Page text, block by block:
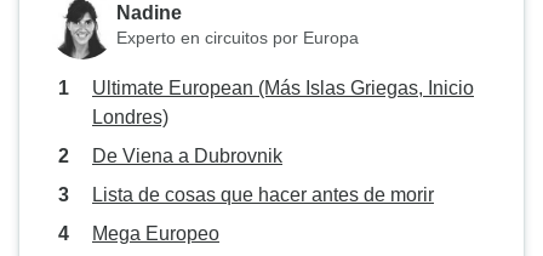
Nadine
Experto en circuitos por Europa
Ultimate European (Más Islas Griegas, Inicio
Londres)
De Viena a Dubrovnik
Lista de cosas que hacer antes de morir
Mega Europeo